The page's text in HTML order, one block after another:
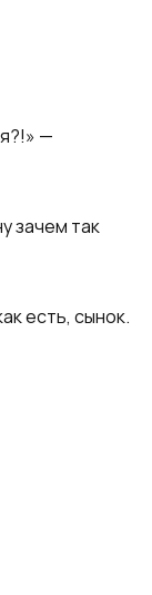
—
зачем так
есть, сынок.